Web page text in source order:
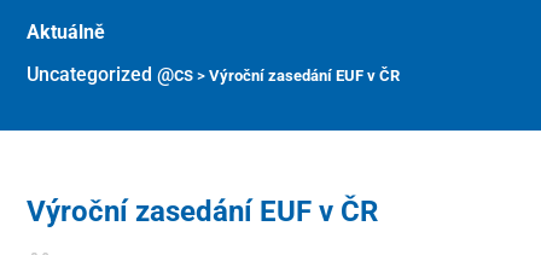
Aktuálně
Uncategorized @cs >Výroční zasedání EUF v ČR
Výroční zasedání EUF v ČR